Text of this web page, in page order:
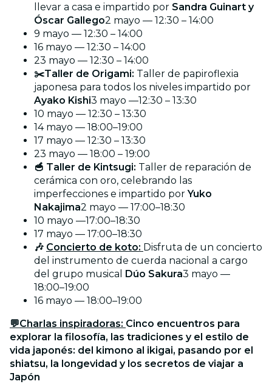
llevar a casa e impartido por Sandra Guinart y
Óscar Gallego2 mayo — 12:30 – 14:00
9 mayo — 12:30 – 14:00
16 mayo — 12:30 – 14:00
23 mayo — 12:30 – 14:00
✂️Taller de Origami: Taller de papiroflexia
japonesa para todos los niveles impartido por
Ayako Kishi3 mayo —12:30 – 13:30
10 mayo — 12:30 – 13:30
14 mayo — 18:00–19:00
17 mayo — 12:30 – 13:30
23 mayo — 18:00 – 19:00
🥣 Taller de Kintsugi: Taller de reparación de
cerámica con oro, celebrando las
imperfecciones e impartido porYuko
Nakajima2 mayo — 17:00–18:30
10 mayo —17:00–18:30
17 mayo — 17:00–18:30
🎶 Concierto de koto: Disfruta de un concierto
del instrumento de cuerda nacional a cargo
del grupo musical Dúo Sakura3 mayo —
18:00–19:00
16 mayo — 18:00–19:00
💬Charlas inspiradoras: Cinco encuentros para
explorar la filosofía, las tradiciones y el estilo de
vida japonés: del kimono al ikigai, pasando por el
shiatsu, la longevidad y los secretos de viajar a
Japón